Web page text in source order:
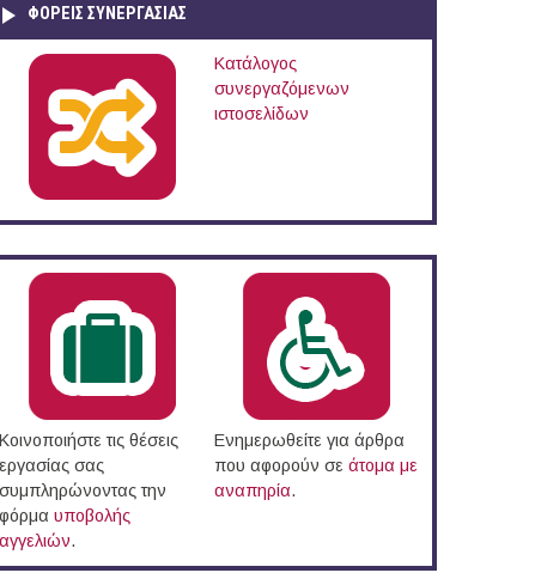
Σπουδών του ΙΤΕ
ΦΟΡΕΙΣ ΣΥΝΕΡΓΑΣΙΑΣ
Κατάλογος
συνεργαζόμενων
ιστοσελίδων
Κοινοποιήστε τις θέσεις
εργασίας σας
συμπληρώνοντας την
φόρμα υποβολής
αγγελιών.
Ενημερωθείτε για άρθρα
που αφορούν σε άτομα με
αναπηρία.